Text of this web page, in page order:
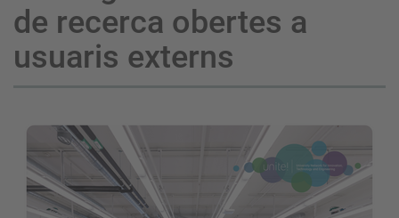
de recerca obertes a
usuaris externs